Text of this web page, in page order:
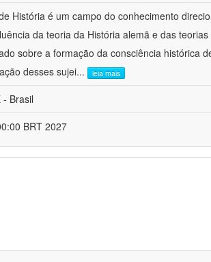
História é um campo do conhecimento
da teoria da História alemã e das teorias
sobre a formação da consciência histórica
desses sujei... leia mais
Brasil
BRT 2027